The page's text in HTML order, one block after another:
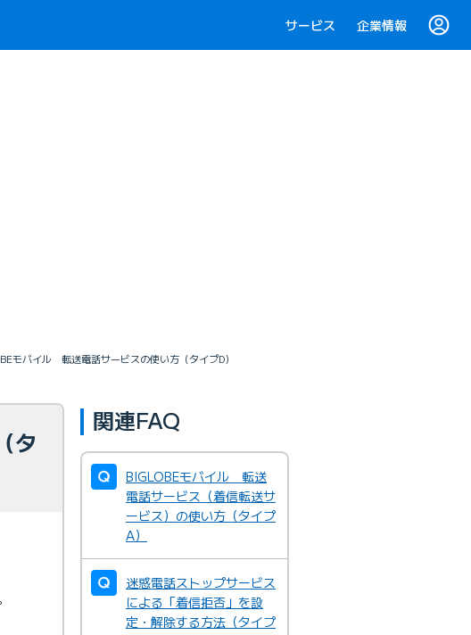
サービス 企業情報
モバイル 転送電話サービスの使い方（タイプD）
タ
関連FAQ
BIGLOBEモバイル 転送
電話サービス（着信転送サ
ービス）の使い方（タイプ
A）
迷惑電話ストップサービス
による「着信拒否」を設
定・解除する方法（タイプ